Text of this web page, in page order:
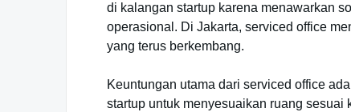
di kalangan startup karena menawarkan
operasional. Di Jakarta, serviced office
yang terus berkembang.
Keuntungan utama dari serviced office
startup untuk menyesuaikan ruang sesuai